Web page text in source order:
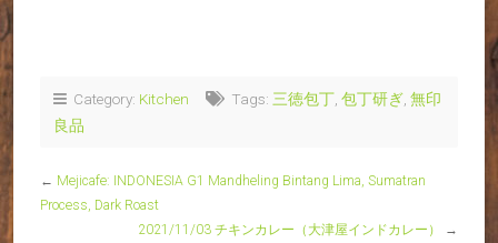
Category: Kitchen Tags: 三徳包丁 包丁研ぎ 無印
良品
← Mejicafe: INDONESIA G1 Mandheling Bintang Lima, Sumatran
Process, Dark Roast
2021/11/03 チキンカレー（大津屋インドカレー）
→